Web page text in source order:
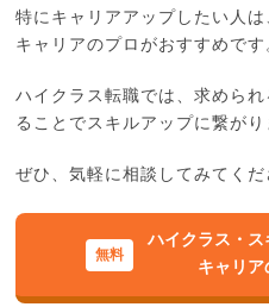
特にキャリアアップしたい人
キャリアのプロがおすすめです
ハイクラス転職では、求めら
ることでスキルアップに繋がり
ぜひ、気軽に相談してみてくだ
ハイクラス・ス
キャリア